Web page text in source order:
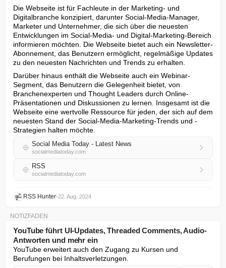
Die Webseite ist für Fachleute in der Marketing- und
Digitalbranche konzipiert, darunter Social-Media-Manager,
Marketer und Unternehmer, die sich über die neuesten
Entwicklungen im Social-Media- und Digital-Marketing-Bereich
informieren möchten. Die Webseite bietet auch ein Newsletter-
Abonnement, das Benutzern ermöglicht, regelmäßige Updates
zu den neuesten Nachrichten und Trends zu erhalten.
Darüber hinaus enthält die Webseite auch ein Webinar-
Segment, das Benutzern die Gelegenheit bietet, von
Branchenexperten und Thought Leaders durch Online-
Präsentationen und Diskussionen zu lernen. Insgesamt ist die
Webseite eine wertvolle Ressource für jeden, der sich auf dem
neuesten Stand der Social-Media-Marketing-Trends und -
Strategien halten möchte.
Social Media Today - Latest News
socialmediatoday.com
RSS
socialmediatoday.com
RSS Hunter•22. Aug. 2024
NOTIZFADEN
YouTube führt UI-Updates, Threaded Comments, Audio-
Antworten und mehr ein
YouTube erweitert auch den Zugang zu Kursen und
Berufungen bei Inhaltsverletzungen.